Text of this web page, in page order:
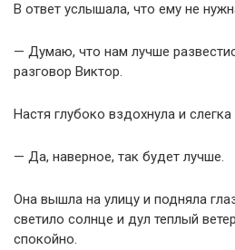
В ответ услышала, что ему не
— Думаю, что нам лучше
разговор Виктор.
Настя глубоко вздохнула и
— Да, наверное, так будет лучше.
Она вышла на улицу и подняла
светило солнце и дул теплый
спокойно.